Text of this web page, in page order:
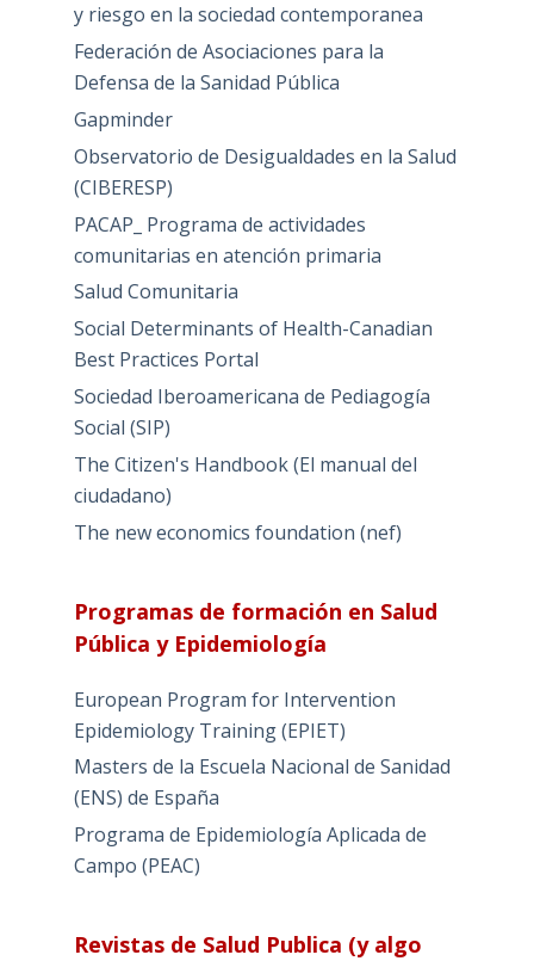
y riesgo en la sociedad contemporanea
Federación de Asociaciones para la
Defensa de la Sanidad Pública
Gapminder
Observatorio de Desigualdades en la Salud
(CIBERESP)
PACAP_ Programa de actividades
comunitarias en atención primaria
Salud Comunitaria
Social Determinants of Health-Canadian
Best Practices Portal
Sociedad Iberoamericana de Pediagogía
Social (SIP)
The Citizen's Handbook (El manual del
ciudadano)
The new economics foundation (nef)
Programas de formación en Salud
Pública y Epidemiología
European Program for Intervention
Epidemiology Training (EPIET)
Masters de la Escuela Nacional de Sanidad
(ENS) de España
Programa de Epidemiología Aplicada de
Campo (PEAC)
Revistas de Salud Publica (y algo